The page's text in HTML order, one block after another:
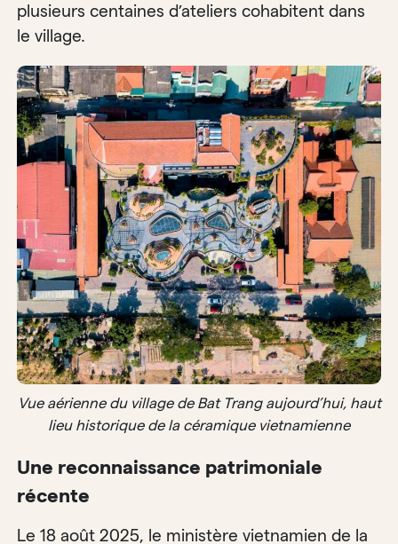
plusieurs centaines d’ateliers cohabitent dans
le village.
Vue aérienne du village de Bat Trang aujourd’hui, haut
lieu historique de la céramique vietnamienne
Une reconnaissance patrimoniale
récente
Le 18 août 2025, le ministère vietnamien de la